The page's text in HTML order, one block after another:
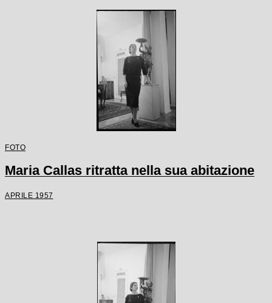
FOTO
Maria Callas ritratta nella sua abitazione
APRILE 1957